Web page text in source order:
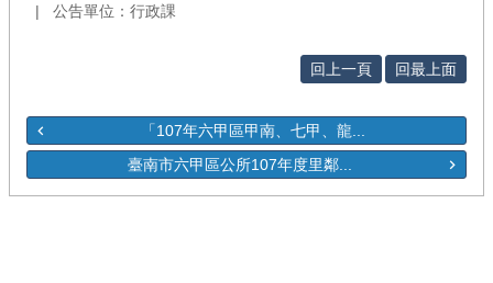
公告單位：行政課
回上一頁 回最上面
「107年六甲區甲南、七甲、龍...
臺南市六甲區公所107年度里鄰...